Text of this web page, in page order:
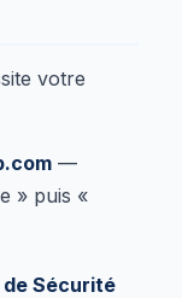
votre
—
» puis «
Sécurité